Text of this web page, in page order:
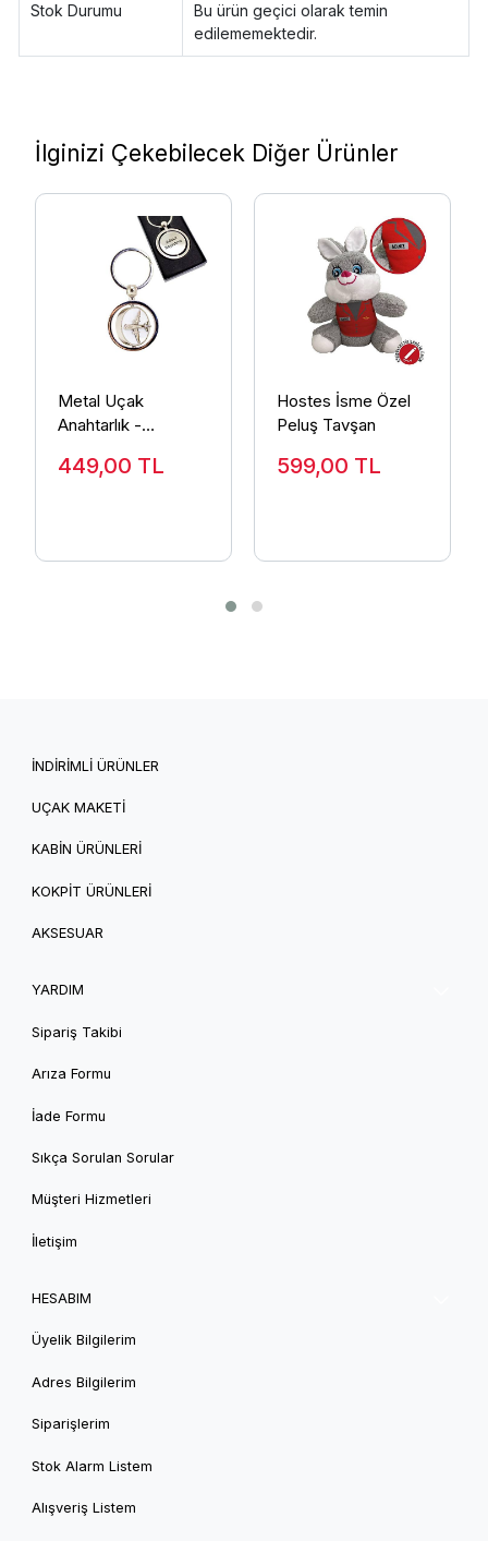
Stok Durumu
Bu ürün geçici olarak temin
edilememektedir.
İlginizi Çekebilecek Diğer Ürünler
Metal Uçak
Anahtarlık -
Ürün
449,00 TL
Hostes İsme Özel
Peluş Tavşan
599,00 TL
İNDİRİMLİ ÜRÜNLER
UÇAK MAKETİ
KABİN ÜRÜNLERİ
KOKPİT ÜRÜNLERİ
AKSESUAR
YARDIM
Sipariş Takibi
Arıza Formu
İade Formu
Sıkça Sorulan Sorular
Müşteri Hizmetleri
İletişim
HESABIM
Üyelik Bilgilerim
Adres Bilgilerim
Siparişlerim
Stok Alarm Listem
Alışveriş Listem